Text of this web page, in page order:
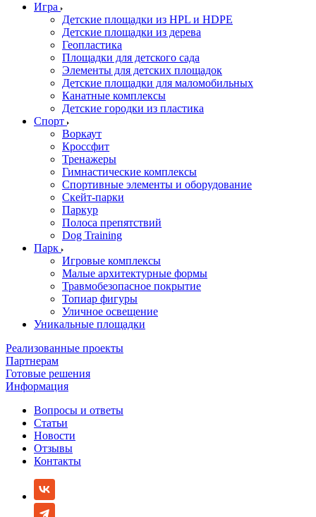
Игра
Детские площадки из HPL и HDPE
Детские площадки из дерева
Геопластика
Площадки для детского сада
Элементы для детских площадок
Детские площадки для маломобильных
Канатные комплексы
Детские городки из пластика
Спорт
Воркаут
Кроссфит
Тренажеры
Гимнастические комплексы
Спортивные элементы и оборудование
Скейт-парки
Паркур
Полоса препятствий
Dog Training
Парк
Игровые комплексы
Малые архитектурные формы
Травмобезопасное покрытие
Топиар фигуры
Уличное освещение
Уникальные площадки
Реализованные проекты
Партнерам
Готовые решения
Информация
Вопросы и ответы
Статьи
Новости
Отзывы
Контакты